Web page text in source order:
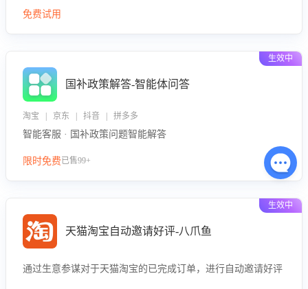
免费试用
生效中
国补政策解答-智能体问答
淘宝 | 京东 | 抖音 | 拼多多
智能客服 · 国补政策问题智能解答
限时免费已售99+
生效中
天猫淘宝自动邀请好评-八爪鱼
通过生意参谋对于天猫淘宝的已完成订单，进行自动邀请好评